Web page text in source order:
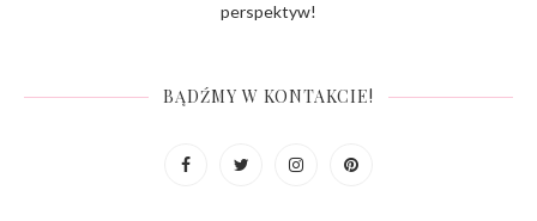
perspektyw!
BĄDŹMY W KONTAKCIE!